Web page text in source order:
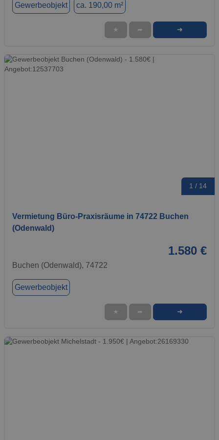
Gewerbeobjekt ca. 190,00 m²
★ ➦ ➜
1 / 14
Vermietung Büro-Praxisräume in 74722 Buchen
(Odenwald)
1.580 €
Buchen (Odenwald), 74722
Gewerbeobjekt
★ ➦ ➜